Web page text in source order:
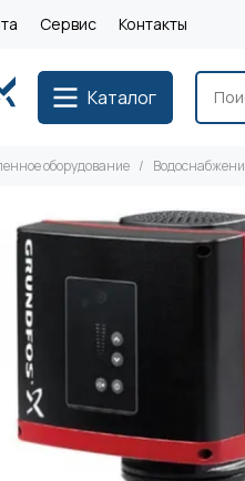
Сервис Контакты
Каталог
оборудование